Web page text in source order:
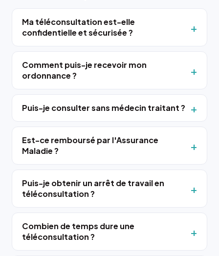
Ma téléconsultation est-elle
confidentielle et sécurisée ?
Comment puis-je recevoir mon
ordonnance ?
Puis-je consulter sans médecin traitant ?
Est-ce remboursé par l'Assurance
Maladie ?
Puis-je obtenir un arrêt de travail en
téléconsultation ?
Combien de temps dure une
téléconsultation ?